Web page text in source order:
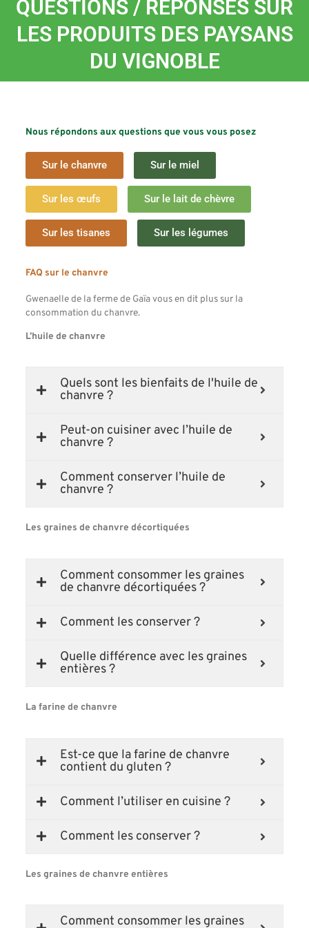
QUESTIONS / RÉPONSES SUR
LES PRODUITS DES PAYSANS
DU VIGNOBLE
Nous répondons aux questions que vous vous posez
Sur le chanvre Sur le miel
Sur les œufs Sur le lait de chèvre
Sur les tisanes Sur les légumes
FAQ sur le chanvre
Gwenaelle de la ferme de Gaïa vous en dit plus sur la
consommation du chanvre.
L’huile de chanvre
Quels sont les bienfaits de l'huile de
chanvre ?
Peut-on cuisiner avec l’huile de
chanvre ?
Comment conserver l’huile de
chanvre ?
Les graines de chanvre décortiquées
Comment consommer les graines
de chanvre décortiquées ?
Comment les conserver ?
Quelle différence avec les graines
entières ?
La farine de chanvre
Est-ce que la farine de chanvre
contient du gluten ?
Comment l’utiliser en cuisine ?
Comment les conserver ?
Les graines de chanvre entières
Comment consommer les graines